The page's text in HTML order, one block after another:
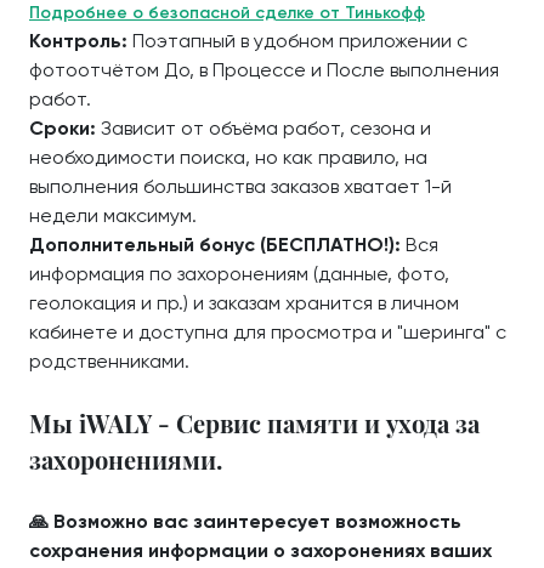
Подробнее о безопасной сделке от Тинькофф
Контроль: Поэтапный в удобном приложении с
фотоотчётом До, в Процессе и После выполнения
работ.
Сроки: Зависит от объёма работ, сезона и
необходимости поиска, но как правило, на
выполнения большинства заказов хватает 1-й
недели максимум.
Дополнительный бонус (БЕСПЛАТНО!): Вся
информация по захоронениям (данные, фото,
геолокация и пр.) и заказам хранится в личном
кабинете и доступна для просмотра и "шеринга" с
родственниками.
Мы iWALY - Сервис памяти и ухода за
захоронениями.
🙏 Возможно вас заинтересует возможность
сохранения информации о захоронениях ваших